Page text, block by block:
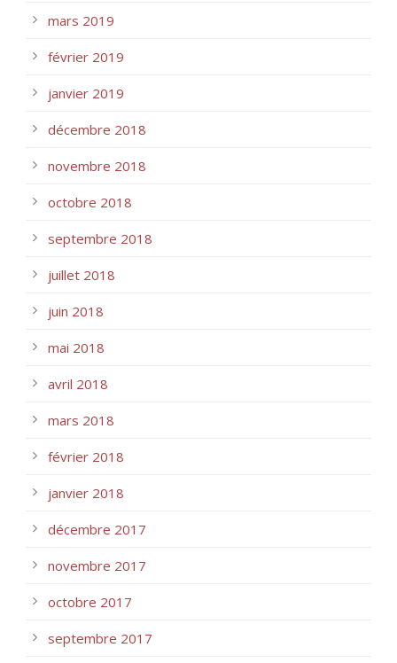
mars 2019
février 2019
janvier 2019
décembre 2018
novembre 2018
octobre 2018
septembre 2018
juillet 2018
juin 2018
mai 2018
avril 2018
mars 2018
février 2018
janvier 2018
décembre 2017
novembre 2017
octobre 2017
septembre 2017